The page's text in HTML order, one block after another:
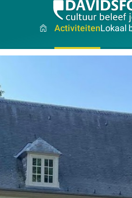
ActiviteitenLokaal